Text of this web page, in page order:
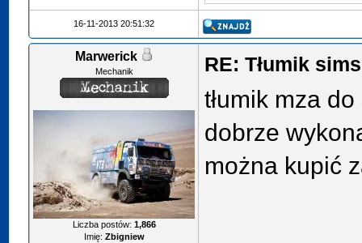
16-11-2013 20:51:32
Marwerick
Mechanik
Liczba postów: 1,866
Imię: Zbigniew
RE: Tłumik
tłumik mza
dobrze
można kupić